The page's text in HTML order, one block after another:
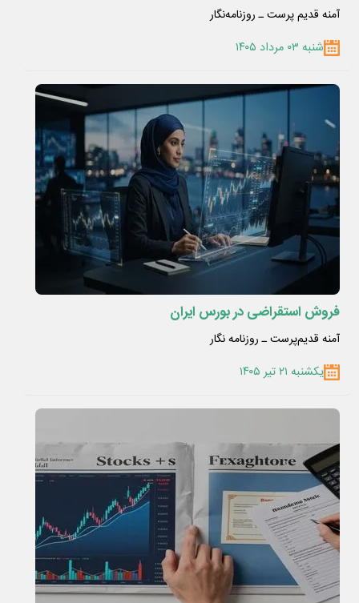
آمنه قدیم پرست ـ روزنامه‌نگار
شنبه ۰۳ مرداد ۱۴۰۵
فروش استقراضی در بورس ایران
آمنه قدیم‌پرست ـ روزنامه نگار
یکشنبه ۲۱ تیر ۱۴۰۵